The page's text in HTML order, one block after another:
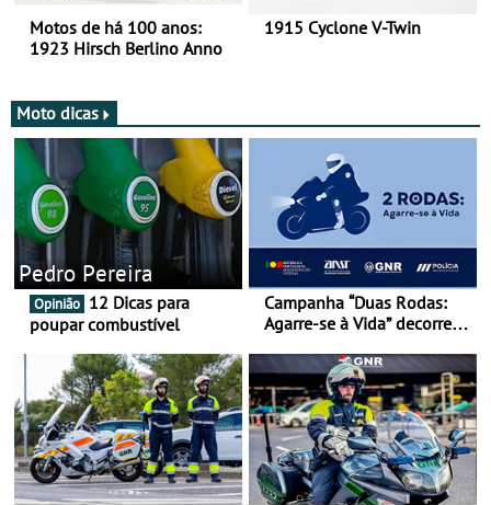
Motos de há 100 anos:
1923 Hirsch Berlino Anno
1915 Cyclone V-Twin
Moto dicas
Pedro Pereira
Opinião
poupar combustível
Campanha “Duas Rodas:
Agarre-se à Vida” decorre